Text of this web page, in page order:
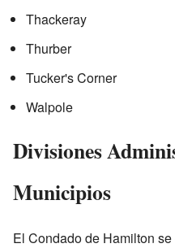
Thackeray
Thurber
Tucker's Corner
Walpole
Divisiones
Municipios
El Condado de Hamilton